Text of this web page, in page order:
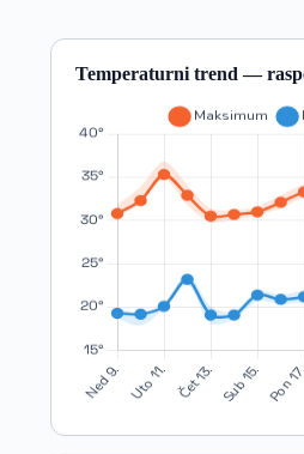
Temperaturni trend —